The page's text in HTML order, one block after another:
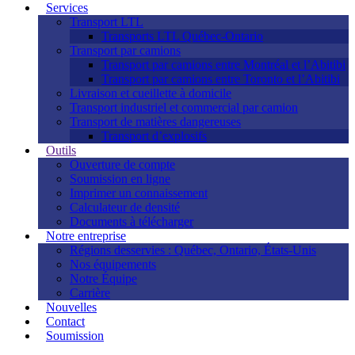
Services
Transport LTL
Transports LTL Québec-Ontario
Transport par camions
Transport par camions entre Montréal et l’Abitibi
Transport par camions entre Toronto et l’Abitibi
Livraison et cueillette à domicile
Transport industriel et commercial par camion
Transport de matières dangereuses
Transport d’explosifs
Outils
Ouverture de compte
Soumission en ligne
Imprimer un connaissement
Calculateur de densité
Documents à télécharger
Notre entreprise
Régions desservies : Québec, Ontario, États-Unis
Nos équipements
Notre Équipe
Carrière
Nouvelles
Contact
Soumission